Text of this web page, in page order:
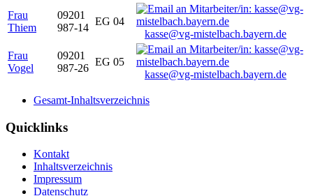
Frau
Thiem
09201
987-14
EG 04
kasse@vg-mistelbach.bayern.de
Frau
Vogel
09201
987-26
EG 05
kasse@vg-mistelbach.bayern.de
Gesamt-Inhaltsverzeichnis
Quicklinks
Kontakt
Inhaltsverzeichnis
Impressum
Datenschutz